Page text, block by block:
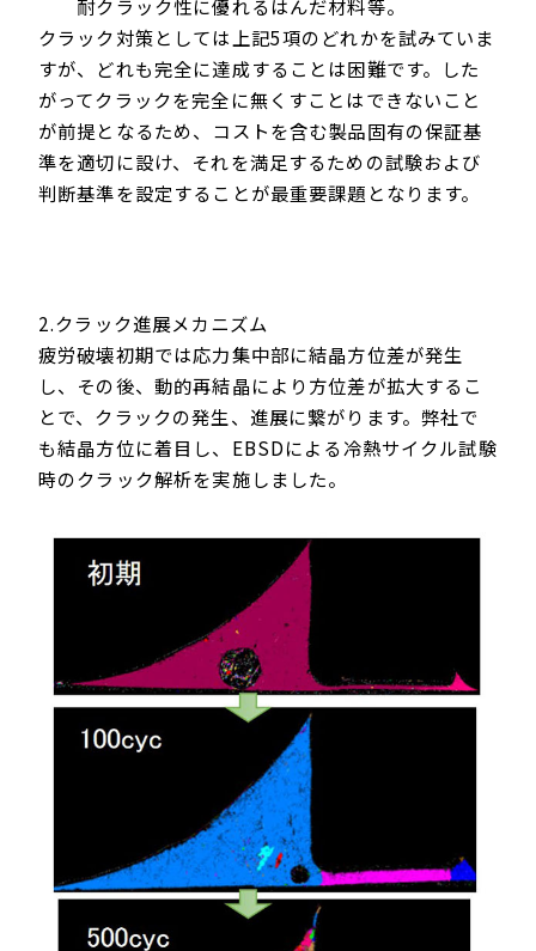
耐クラック性に優れるはんだ材料等。
クラック対策としては上記5項のどれかを試みていま
すが、どれも完全に達成することは困難です。した
がってクラックを完全に無くすことはできないこと
が前提となるため、コストを含む製品固有の保証基
準を適切に設け、それを満足するための試験および
判断基準を設定することが最重要課題となります。
2.クラック進展メカニズム
疲労破壊初期では応力集中部に結晶方位差が発生
し、その後、動的再結晶により方位差が拡大するこ
とで、クラックの発生、進展に繋がります。弊社で
も結晶方位に着目し、EBSDによる冷熱サイクル試験
時のクラック解析を実施しました。